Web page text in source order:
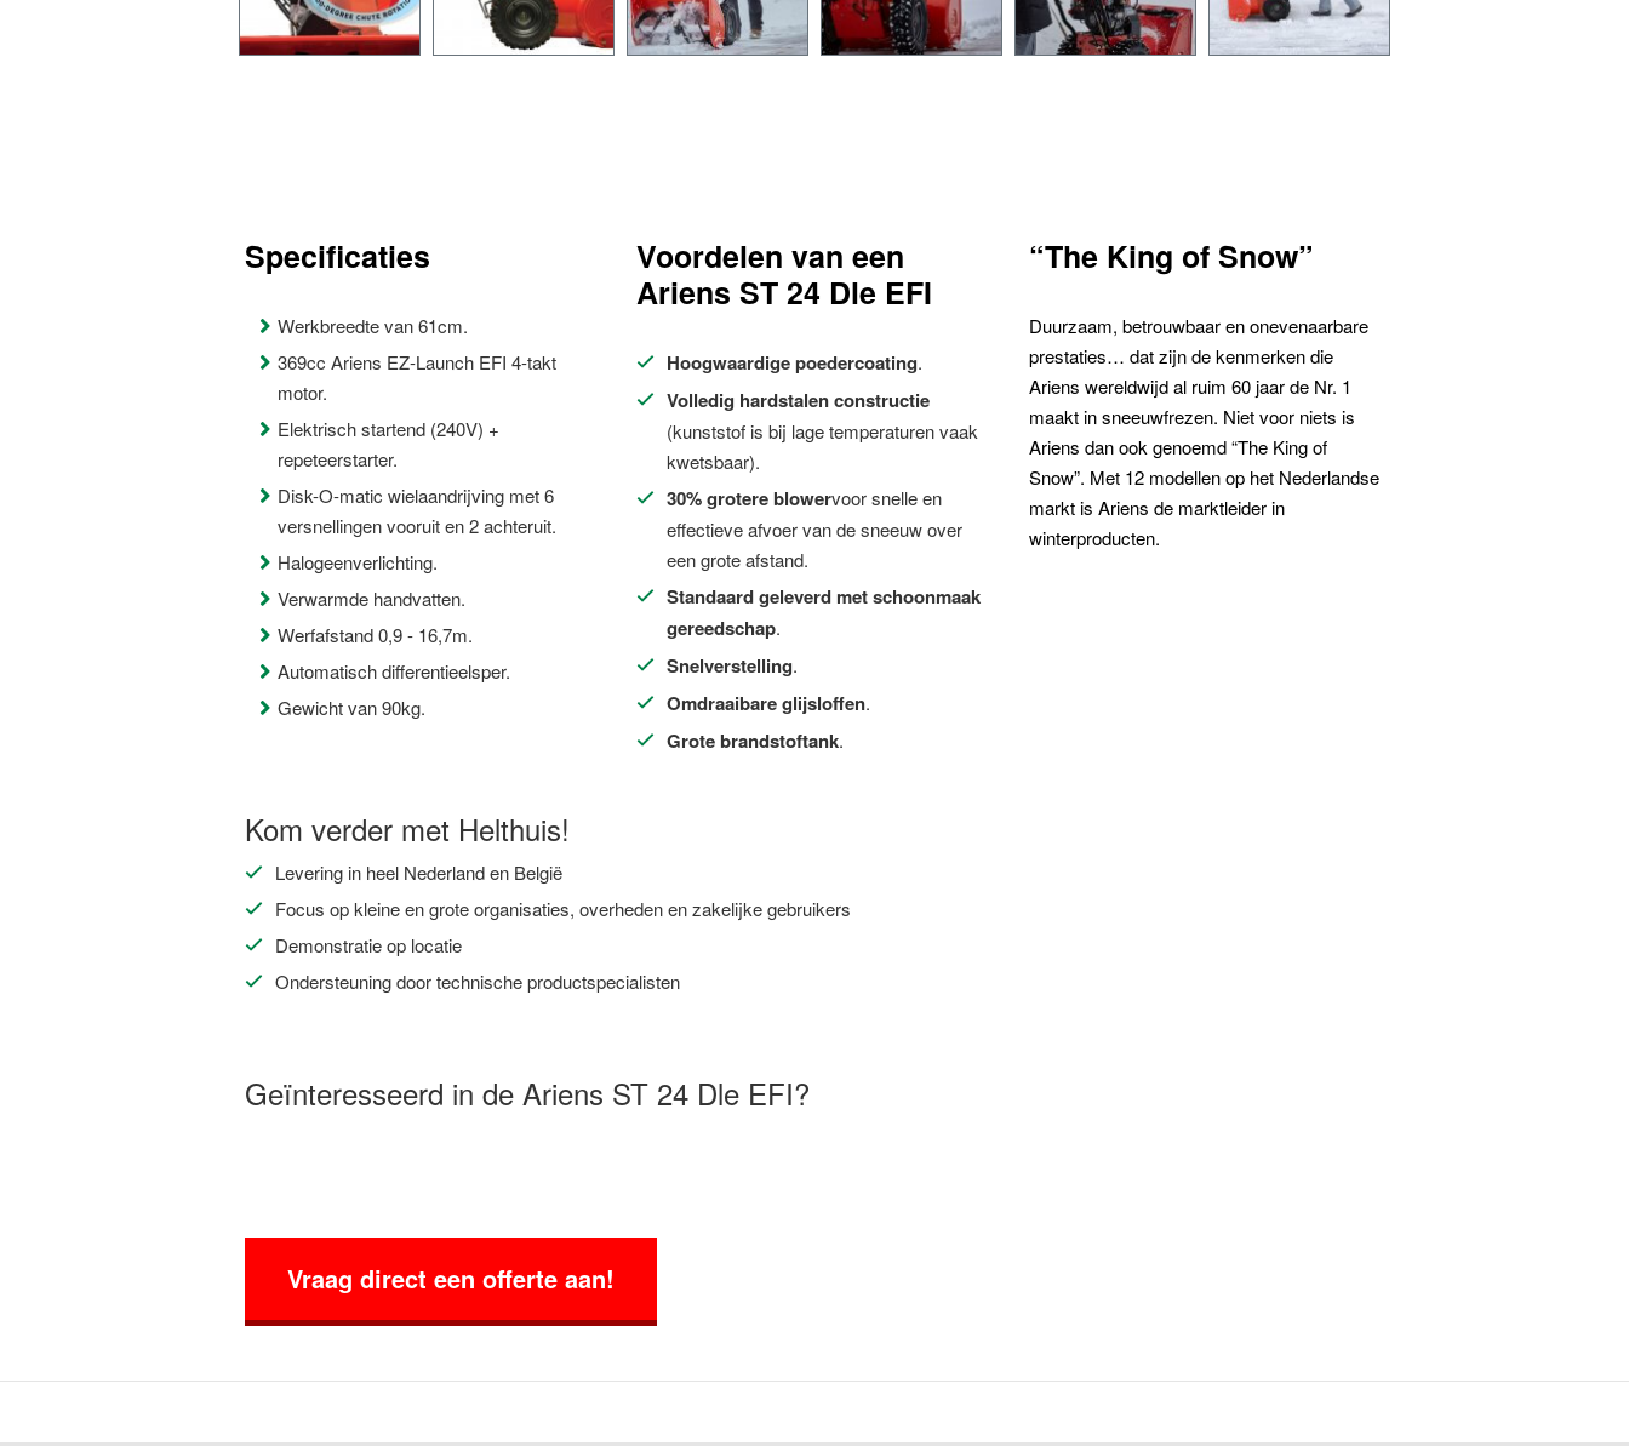
Specificaties
Werkbreedte van 61cm.
369cc Ariens EZ-Launch EFI 4-takt
motor.
Elektrisch startend (240V) +
repeteerstarter.
Disk-O-matic wielaandrijving met 6
versnellingen vooruit en 2 achteruit.
Halogeenverlichting.
Verwarmde handvatten.
Werfafstand 0,9 - 16,7m.
Automatisch differentieelsper.
Gewicht van 90kg.
Voordelen van een
Ariens ST 24 Dle EFI
Hoogwaardige poedercoating.
Volledig hardstalen constructie
(kunststof is bij lage temperaturen vaak
kwetsbaar).
30% grotere blowervoor snelle en
effectieve afvoer van de sneeuw over
een grote afstand.
Standaard geleverd met schoonmaak
gereedschap.
Snelverstelling.
Omdraaibare glijsloffen.
Grote brandstoftank.
“The King of Snow”
Duurzaam, betrouwbaar en onevenaarbare
prestaties… dat zijn de kenmerken die
Ariens wereldwijd al ruim 60 jaar de Nr. 1
maakt in sneeuwfrezen. Niet voor niets is
Ariens dan ook genoemd “The King of
Snow”. Met 12 modellen op het Nederlandse
markt is Ariens de marktleider in
winterproducten.
Kom verder met Helthuis!
Levering in heel Nederland en België
Focus op kleine en grote organisaties, overheden en zakelijke gebruikers
Demonstratie op locatie
Ondersteuning door technische productspecialisten
Geïnteresseerd in de Ariens ST 24 Dle EFI?
Vraag direct een offerte aan!